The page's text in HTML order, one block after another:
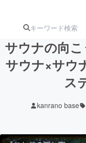
注目のリ 注目
サウナの向
サウナ×サウ
ス
kanrano base